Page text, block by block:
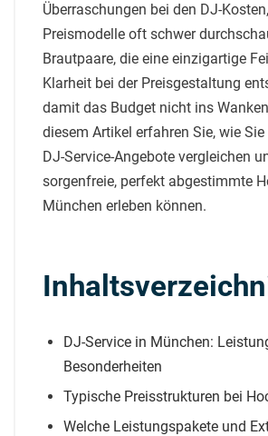
Überraschungen bei den DJ-
Preismodelle oft schwer
Brautpaare, die eine einzigartige
Klarheit bei der Preisgestaltung
damit das Budget nicht ins
diesem Artikel erfahren Sie, wie
DJ-Service-Angebote vergleichen
sorgenfreie, perfekt abgestimmte
München erleben können.
DJ-Service in München:
Besonderheiten
Typische Preisstrukturen bei
Welche Leistungspakete und